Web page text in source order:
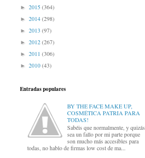
► 2015(364)
► 2014(298)
► 2013 (97)
► 2012(267)
► 2011 (306)
► 2010(43)
Entradas populares
BY THE FACE MAKE UP,
COSMÉTICA PATRIA PARA
TODAS!
Sabéis que normalmente, y quizás
sea un fallo por mi parte porque
son mucho más accesibles para
todas, no hablo de firmas low cost de ma...